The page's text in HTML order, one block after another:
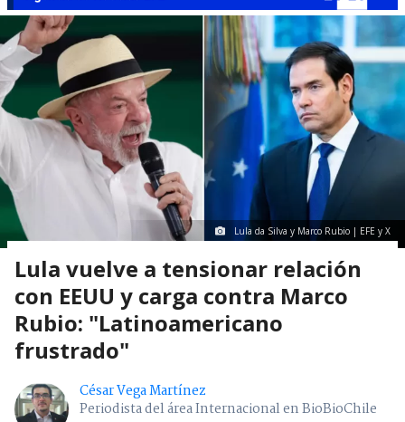
Lula da Silva y Marco Rubio | EFE y X
Lula vuelve a tensionar relación
con EEUU y carga contra Marco
Rubio: "Latinoamericano
frustrado"
César Vega Martínez
Periodista del área Internacional en BioBioChile